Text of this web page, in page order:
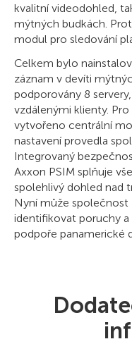
kvalitní videodohled,
mýtných budkách.
modul pro sledování
Celkem bylo
záznam v devíti
podporovány 8
vzdálenými klienty.
vytvořeno centrální
nastavení provedla
Integrovaný
Axxon PSIM splňuje
spolehlivý dohled nad
Nyní může společnost
identifikovat poruchy
podpoře panamerické